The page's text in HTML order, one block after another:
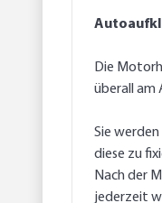
Die
überall am
Sie
diese zu
Nach der
jederzeit